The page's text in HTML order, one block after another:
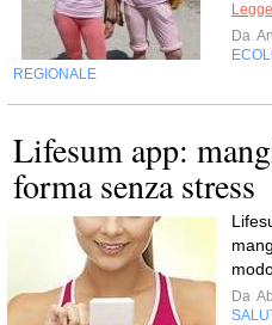
Da
REGIONALE
Lifesum app:
forma senza stress
Da